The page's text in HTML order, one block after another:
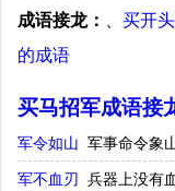
成语接龙： 买开
的成语
买马招军成语接
军令如山 军事命令象
军不血刃 兵器上没有